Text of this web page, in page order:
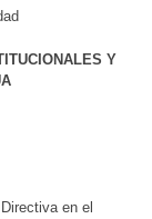
Y
en el